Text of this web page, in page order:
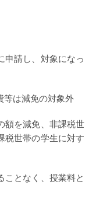
請し、対象になっ
は減免の対象外
を減免、非課税世
税世帯の学生に対す
となく、授業料と